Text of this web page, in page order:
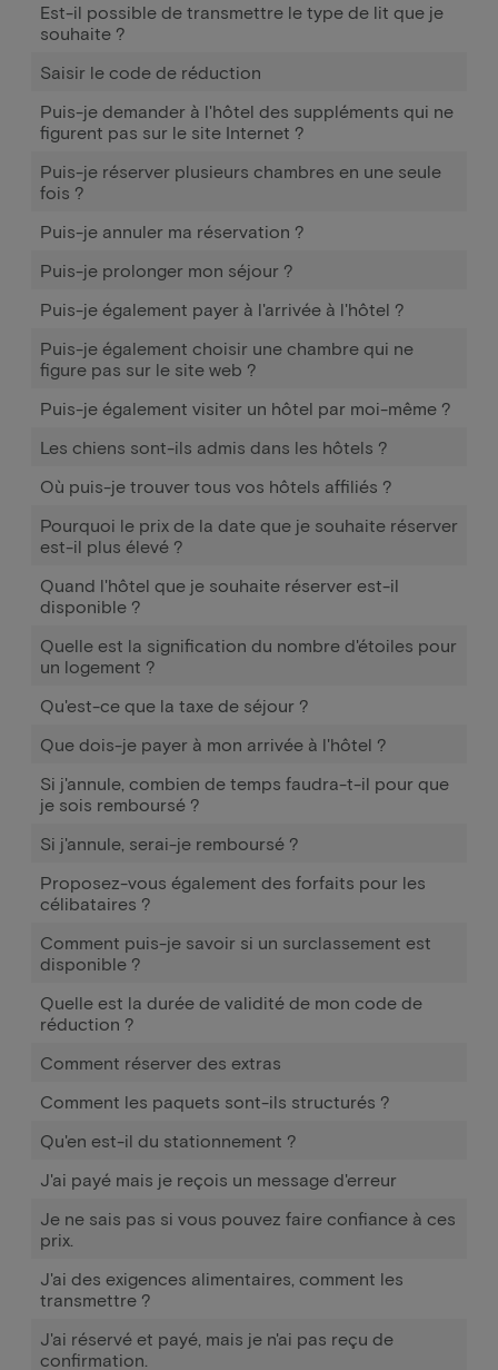
Est-il possible de transmettre le type de lit que je
souhaite ?
Saisir le code de réduction
Puis-je demander à l'hôtel des suppléments qui ne
figurent pas sur le site Internet ?
Puis-je réserver plusieurs chambres en une seule
fois ?
Puis-je annuler ma réservation ?
Puis-je prolonger mon séjour ?
Puis-je également payer à l'arrivée à l'hôtel ?
Puis-je également choisir une chambre qui ne
figure pas sur le site web ?
Puis-je également visiter un hôtel par moi-même ?
Les chiens sont-ils admis dans les hôtels ?
Où puis-je trouver tous vos hôtels affiliés ?
Pourquoi le prix de la date que je souhaite réserver
est-il plus élevé ?
Quand l'hôtel que je souhaite réserver est-il
disponible ?
Quelle est la signification du nombre d'étoiles pour
un logement ?
Qu'est-ce que la taxe de séjour ?
Que dois-je payer à mon arrivée à l'hôtel ?
Si j'annule, combien de temps faudra-t-il pour que
je sois remboursé ?
Si j'annule, serai-je remboursé ?
Proposez-vous également des forfaits pour les
célibataires ?
Comment puis-je savoir si un surclassement est
disponible ?
Quelle est la durée de validité de mon code de
réduction ?
Comment réserver des extras
Comment les paquets sont-ils structurés ?
Qu'en est-il du stationnement ?
J'ai payé mais je reçois un message d'erreur
Je ne sais pas si vous pouvez faire confiance à ces
prix.
J'ai des exigences alimentaires, comment les
transmettre ?
J'ai réservé et payé, mais je n'ai pas reçu de
confirmation.